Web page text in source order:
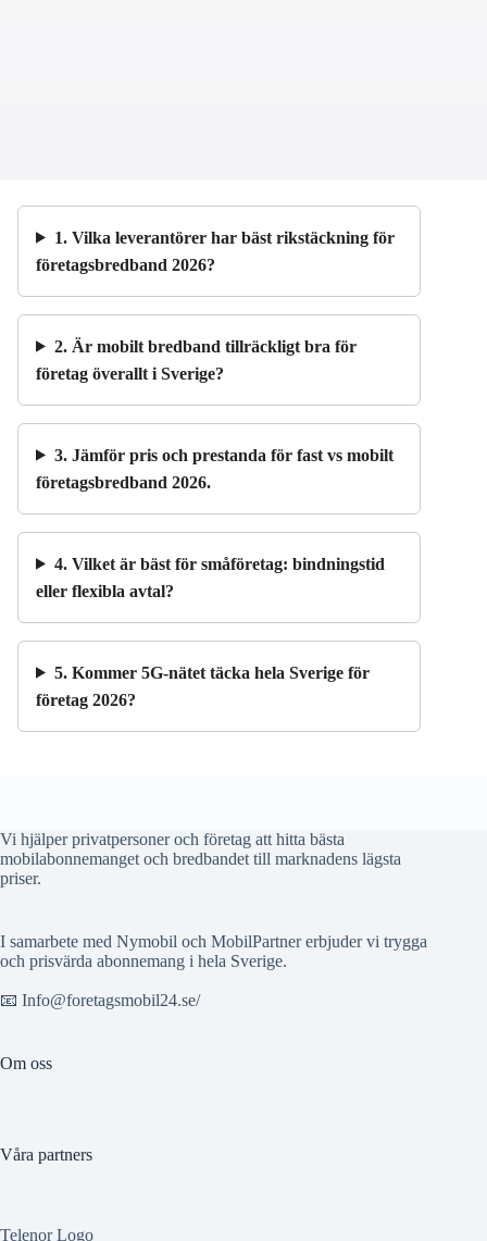
1. Vilka leverantörer har bäst rikstäckning för
företagsbredband 2026?
2. Är mobilt bredband tillräckligt bra för
företag överallt i Sverige?
3. Jämför pris och prestanda för fast vs mobilt
företagsbredband 2026.
4. Vilket är bäst för småföretag: bindningstid
eller flexibla avtal?
5. Kommer 5G-nätet täcka hela Sverige för
företag 2026?
Vi hjälper privatpersoner och företag att hitta bästa
mobilabonnemanget och bredbandet till marknadens lägsta
priser.
I samarbete med Nymobil och MobilPartner erbjuder vi trygga
och prisvärda abonnemang i hela Sverige.
📧 Info@foretagsmobil24.se/
Om oss
Våra partners
Telenor Logo